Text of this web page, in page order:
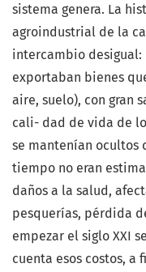
sistema genera. La
agroindustrial de la
intercambio desigual:
exportaban bienes
aire, suelo), con gran
cali- dad de vida de
se mantenían ocultos
tiempo no eran
daños a la salud,
pesquerías, pérdida
empezar el siglo XXI
cuenta esos costos, a